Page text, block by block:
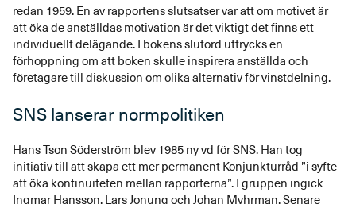
redan 1959. En av rapportens slutsatser var att om motivet är
att öka de anställdas motivation är det viktigt det finns ett
individuellt delägande. I bokens slutord uttrycks en
förhoppning om att boken skulle inspirera anställda och
företagare till diskussion om olika alternativ för vinstdelning.
SNS lanserar normpolitiken
Hans Tson Söderström blev 1985 ny vd för SNS. Han tog
initiativ till att skapa ett mer permanent Konjunkturråd ”i syfte
att öka kontinuiteten mellan rapporterna”. I gruppen ingick
Ingmar Hansson, Lars Jonung och Johan Myhrman. Senare